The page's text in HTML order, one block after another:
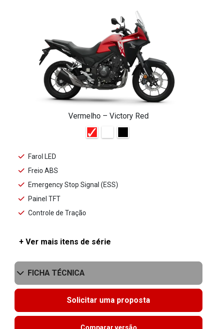
Vermelho – Victory Red
Farol LED
Freio ABS
Emergency Stop Signal (ESS)
Painel TFT
Controle de Tração
+ Ver mais itens de série
FICHA TÉCNICA
Solicitar uma proposta
Comparar versão